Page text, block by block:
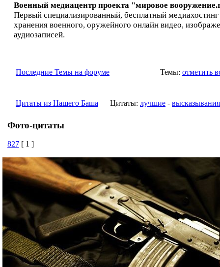
Военный медиацентр проекта "мировое
Первый специализированный, бесплатный медиахостинг
хранения военного, оружейного онлайн видео,
аудиозаписей.
Последние Темы на форуме Темы: отметить
Цитаты из Нашего Баша Цитаты: лучшие -
Фото-цитаты
827 [ 1 ]